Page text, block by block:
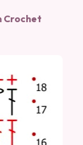
Crochet